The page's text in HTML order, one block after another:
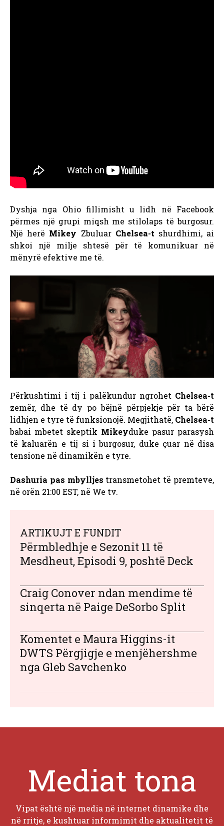
Dyshja nga Ohio fillimisht u lidh në Facebook
përmes një grupi miqsh me stilolaps të burgosur.
Një herë Mikey Zbuluar Chelsea-t shurdhimi, ai
shkoi një milje shtesë për të komunikuar në
mënyrë efektive me të.
Përkushtimi i tij i palëkundur ngrohet Chelsea-t
zemër, dhe të dy po bëjnë përpjekje për ta bërë
lidhjen e tyre të funksionojë. Megjithatë, Chelsea-t
babai mbetet skeptik Mikeyduke pasur parasysh
të kaluarën e tij si i burgosur, duke çuar në disa
tensione në dinamikën e tyre.
Dashuria pas mbylljes transmetohet të premteve,
në orën 21:00 EST, në We tv.
ARTIKUJT E FUNDIT
Përmbledhje e Sezonit 11 të
Mesdheut, Episodi 9, poshtë Deck
Craig Conover ndan mendime të
sinqerta në Paige DeSorbo Split
Komentet e Maura Higgins-it
DWTS Përgjigje e menjëhershme
nga Gleb Savchenko
Mediat tona
Vipat është një media në internet dinamike dhe
në rritje, e kushtuar informimit dhe aktualitetit të